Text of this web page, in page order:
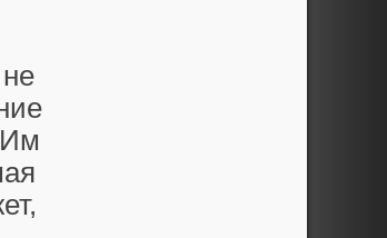
Им